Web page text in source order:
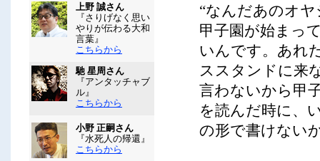
上野 誠さん
『さりげなく思い
やりが伝わる大和
言葉』
こちらから
馳 星周さん
『アンタッチャブ
ル』
こちらから
小野 正嗣さん
『水死人の帰還』
こちらから
“なんだあのオ
甲子園が始まっ
いんです。あれ
ススタンドに来
言わないから甲
を読んだ時に、
の形で書けない